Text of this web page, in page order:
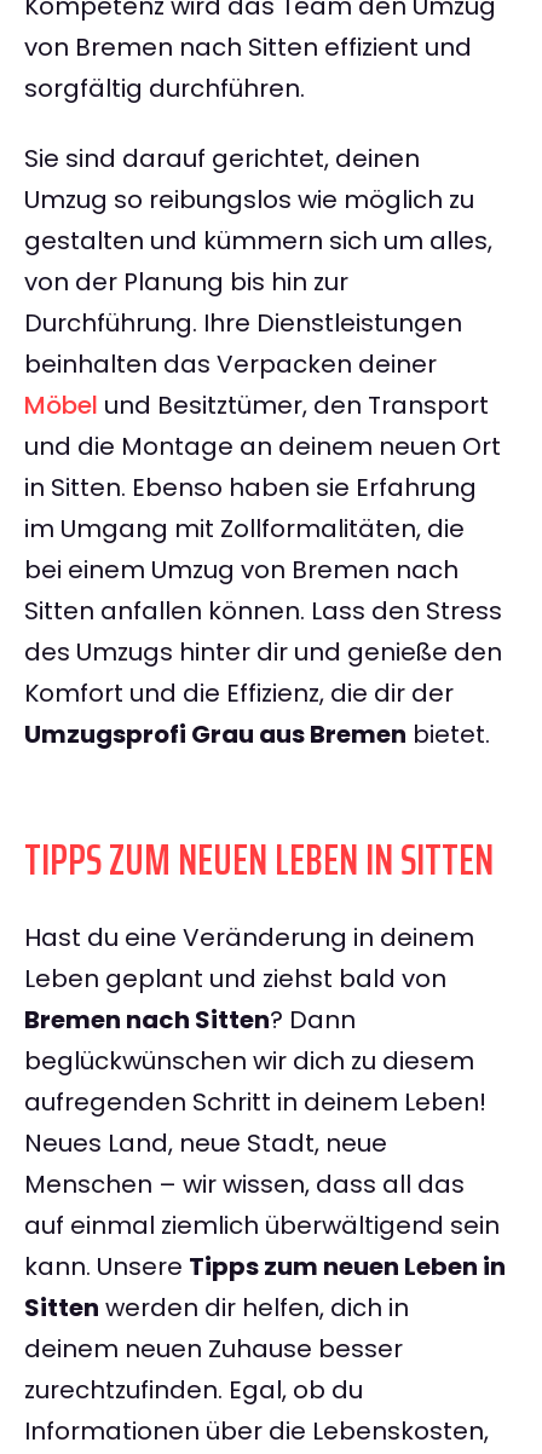
von Bremen nach Sitten effizient und
sorgfältig durchführen.
Sie sind darauf gerichtet, deinen
Umzug so reibungslos wie möglich zu
gestalten und kümmern sich um alles,
von der Planung bis hin zur
Durchführung. Ihre Dienstleistungen
beinhalten das Verpacken deiner
Möbel und Besitztümer, den Transport
und die Montage an deinem neuen Ort
in Sitten. Ebenso haben sie Erfahrung
im Umgang mit Zollformalitäten, die
bei einem Umzug von Bremen nach
Sitten anfallen können. Lass den Stress
des Umzugs hinter dir und genieße den
Komfort und die Effizienz, die dir der
Umzugsprofi Grau aus Bremen bietet.
TIPPS ZUM NEUEN LEBEN IN SITTEN
Hast du eine Veränderung in deinem
Leben geplant und ziehst bald von
Bremen nach Sitten? Dann
beglückwünschen wir dich zu diesem
aufregenden Schritt in deinem Leben!
Neues Land, neue Stadt, neue
Menschen – wir wissen, dass all das
auf einmal ziemlich überwältigend sein
kann. Unsere Tipps zum neuen Leben in
Sitten werden dir helfen, dich in
deinem neuen Zuhause besser
zurechtzufinden. Egal, ob du
Informationen über die Lebenskosten,